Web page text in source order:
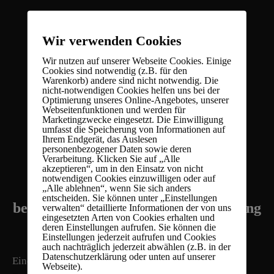
Risiken, Folgen und
Strafen
bei fehlerhafter Festplattenvernichtung
Eine mangelhafte Entsorgung von Datenträgern und
Wir verwenden Cookies
Wir nutzen auf unserer Webseite Cookies. Einige
Cookies sind notwendig (z.B. für den
Warenkorb) andere sind nicht notwendig. Die
nicht-notwendigen Cookies helfen uns bei der
Optimierung unseres Online-Angebotes, unserer
Webseitenfunktionen und werden für
Marketingzwecke eingesetzt. Die Einwilligung
umfasst die Speicherung von Informationen auf
Ihrem Endgerät, das Auslesen
personenbezogener Daten sowie deren
Verarbeitung. Klicken Sie auf „Alle
akzeptieren“, um in den Einsatz von nicht
notwendigen Cookies einzuwilligen oder auf
„Alle ablehnen“, wenn Sie sich anders
entscheiden. Sie können unter „Einstellungen
verwalten“ detaillierte Informationen der von uns
eingesetzten Arten von Cookies erhalten und
deren Einstellungen aufrufen. Sie können die
Einstellungen jederzeit aufrufen und Cookies
auch nachträglich jederzeit abwählen (z.B. in der
Datenschutzerklärung oder unten auf unserer
Webseite).